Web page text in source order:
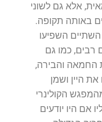
אלא גם לשוני
באותה תקופה.
השתיים השפיעו
רבים, כמו גם
החמאה והבירה,
היין ושמן
הקולינרי
אם היו יודעים